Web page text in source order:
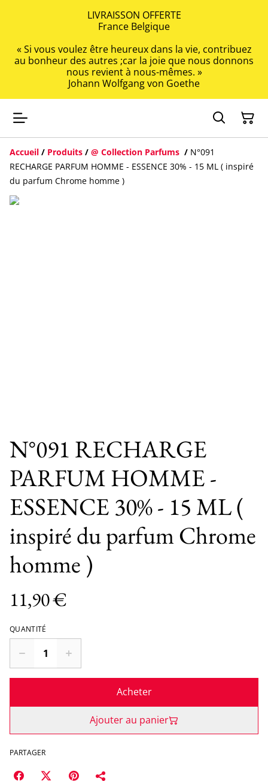
LIVRAISSON OFFERTE
France Belgique
« Si vous voulez être heureux dans la vie, contribuez
au bonheur des autres ;car la joie que nous donnons
nous revient à nous-mêmes. »
Johann Wolfgang von Goethe
Accueil / Produits / @ Collection Parfums / N°091
RECHARGE PARFUM HOMME - ESSENCE 30% - 15 ML ( inspiré
du parfum Chrome homme )
N°091 RECHARGE
PARFUM HOMME -
ESSENCE 30% - 15 ML (
inspiré du parfum Chrome
homme )
11,90 €
QUANTITÉ
Acheter
Ajouter au panier
PARTAGER